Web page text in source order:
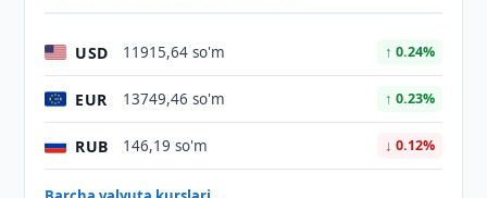
USD 11915,64 so'm ↑ 0.24%
EUR 13749,46 so'm ↑ 0.23%
RUB 146,19 so'm ↓ 0.12%